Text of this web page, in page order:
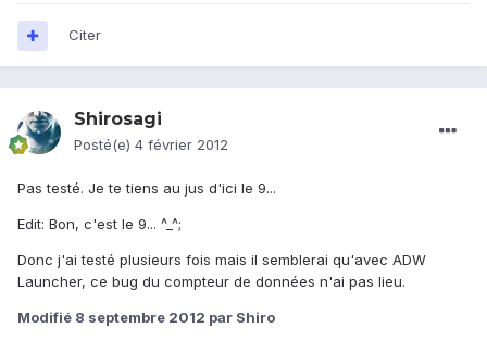
Citer
Shirosagi
Posté(e) 4 février 2012
Pas testé. Je te tiens au jus d'ici le 9...
Edit: Bon, c'est le 9... ^_^;
Donc j'ai testé plusieurs fois mais il semblerai qu'avec ADW
Launcher, ce bug du compteur de données n'ai pas lieu.
Modifié 8 septembre 2012 par Shiro